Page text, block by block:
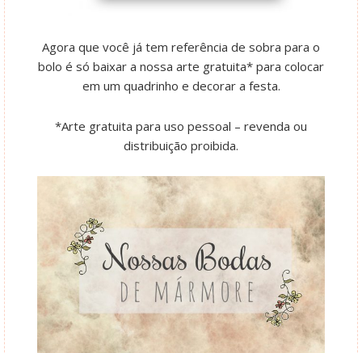
Agora que você já tem referência de sobra para o
bolo é só baixar a nossa arte gratuita* para colocar
em um quadrinho e decorar a festa.
*Arte gratuita para uso pessoal – revenda ou
distribuição proibida.